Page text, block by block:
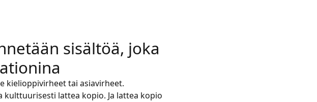
sisältöä, joka
kielioppivirheet tai asiavirheet.
lattea kopio. Ja lattea kopio